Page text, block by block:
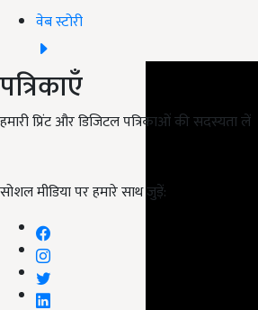
वेब स्टोरी
पत्रिकाएँ
हमारी प्रिंट और डिजिटल पत्रिकाओं की सदस्यता लें
सोशल मीडिया पर हमारे साथ जुड़ें: